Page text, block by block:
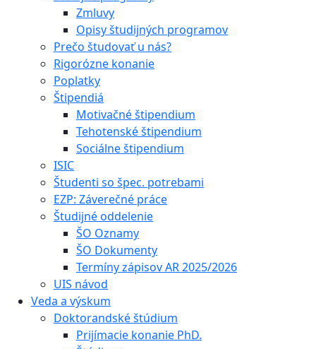
Zmluvy
Opisy študijných programov
Prečo študovať u nás?
Rigorózne konanie
Poplatky
Štipendiá
Motivačné štipendium
Tehotenské štipendium
Sociálne štipendium
ISIC
Študenti so špec. potrebami
EZP: Záverečné práce
Študijné oddelenie
ŠO Oznamy
ŠO Dokumenty
Termíny zápisov AR 2025/2026
UIS návod
Veda a výskum
Doktorandské štúdium
Prijímacie konanie PhD.